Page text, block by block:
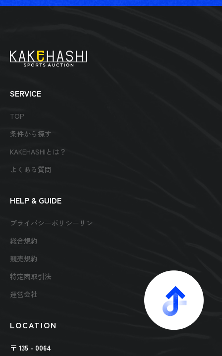
SERVICE
TOP
条件から探す
KAKEHASHIとは？
よくある質問
HELP & GUIDE
プライバシーポリシーリン
総合規約
競売規約
特定商取引法
運営会社
LOCATION
〒 135 - 0064